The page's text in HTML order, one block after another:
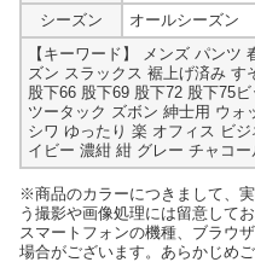
シーズン
オールシーズン
【キーワード】
メンズ パンツ
ズン スラックス 裾上げ済み す
股下66 股下69 股下72 股下75
ツータック ズボン 紳士用 ウォ
シワ ゆったり 楽 オフィス ビ
イビー 濃紺 紺 グレー チャコー
※商品のカラーにつきまして、
う撮影や画像処理には留意して
スマートフォンの機種、ブラウ
場合がございます。あらかじめご